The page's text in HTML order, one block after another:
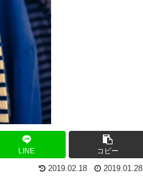
LINE コピー
2019.02.18 2019.01.28